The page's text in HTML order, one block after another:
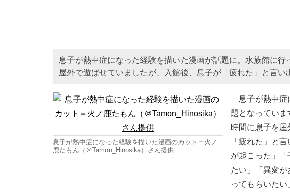
息子が熱中症になった経験を描いた漫画が話題に。水族館に
屋外で遊ばせていましたが、入館後、息子が「疲れた」と言い
息子が熱中症になった経験を描いた漫画のカット＝火ノ
鹿たもん（＠Tamon_Hinosika）さん提供
息子が熱中症
題となってい
時間に息子を
「疲れた」と
が起こった」
たい」「異変
ってもらいた